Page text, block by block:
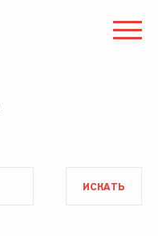
ИСКАТЬ